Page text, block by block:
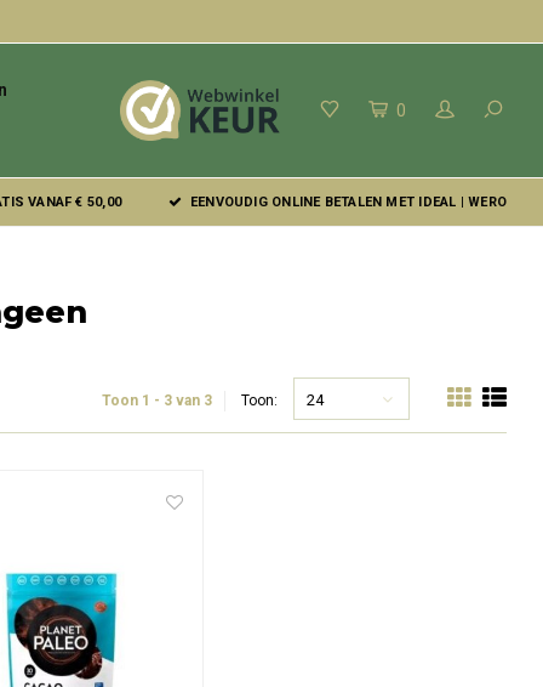
0
VANAF € 50,00 EENVOUDIG ONLINE BETALEN MET IDEAL | WERO
Toon 1 - 3 van 3 Toon: 24